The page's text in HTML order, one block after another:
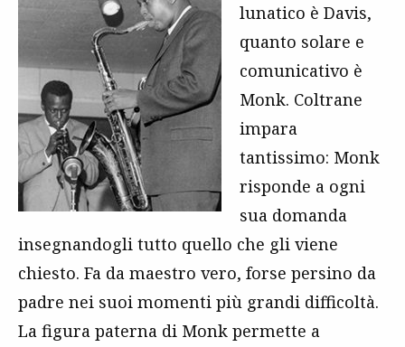
lunatico è Davis,
quanto solare e
comunicativo è
Monk. Coltrane
impara
tantissimo: Monk
risponde a ogni
sua domanda
insegnandogli tutto quello che gli viene
chiesto. Fa da maestro vero, forse persino da
padre nei suoi momenti più grandi difficoltà.
La figura paterna di Monk permette a